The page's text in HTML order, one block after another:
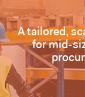
A tailored,
for mid-